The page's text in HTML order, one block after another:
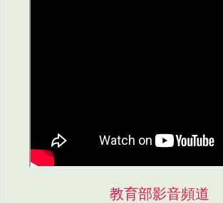
教育部影音頻道